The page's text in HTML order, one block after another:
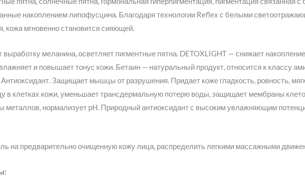
накоплением липофусцина. Благодаря технологии Reflex с белыми
кожа мгновенно становится сияющей.
выработку меланина, осветляет пигментные пятна. DETOXLIGHT — снижает
и повышает тонус кожи. Бетаин — натуральный продукт, относится к классу
Антиоксидант. Защищает мышцы от разрушения. Придает коже гладкость, ровность,
в клетках кожи, уменьшает трансдермальную потерю воды, защищает мембраны
металлов, нормализует рН. Природный антиоксидант с высоким увлажняющим
на предварительно очищенную кожу лица, распределить легкими массажными